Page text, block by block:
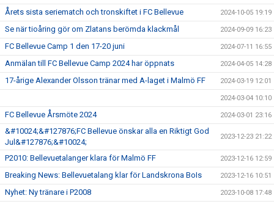
Årets sista seriematch och tronskiftet i FC Bellevue 2024-10-05 19:19
Se när tioåring gör om Zlatans berömda klackmål 2024-09-09 16:23
FC Bellevue Camp 1 den 17-20 juni 2024-07-11 16:55
Anmälan till FC Bellevue Camp 2024 har öppnats 2024-04-05 14:28
17-årige Alexander Olsson tränar med A-laget i Malmö FF 2024-03-19 12:01
2024-03-04 10:10
FC Bellevue Årsmöte 2024 2024-03-01 23:16
&#10024;&#127876;FC Bellevue önskar alla en Riktigt God
Jul&#127876;&#10024;
2023-12-23 21:22
P2010: Bellevuetalanger klara för Malmö FF 2023-12-16 12:59
Breaking News: Bellevuetalang klar för Landskrona BoIs 2023-12-16 10:51
Nyhet: Ny tränare i P2008 2023-10-08 17:48